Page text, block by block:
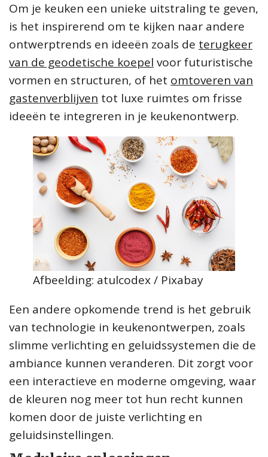
Om je keuken een unieke uitstraling te geven,
is het inspirerend om te kijken naar andere
ontwerptrends en ideeën zoals de terugkeer
van de geodetische koepel voor futuristische
vormen en structuren, of het omtoveren van
gastenverblijven tot luxe ruimtes om frisse
ideeën te integreren in je keukenontwerp.
Afbeelding: atulcodex / Pixabay
Een andere opkomende trend is het gebruik
van technologie in keukenontwerpen, zoals
slimme verlichting en geluidssystemen die de
ambiance kunnen veranderen. Dit zorgt voor
een interactieve en moderne omgeving, waar
de kleuren nog meer tot hun recht kunnen
komen door de juiste verlichting en
geluidsinstellingen.